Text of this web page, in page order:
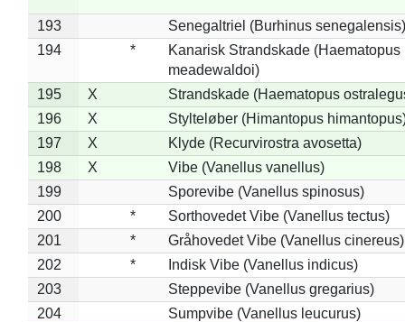
193
Senegaltriel (Burhinus senegalensis)
194
*
Kanarisk Strandskade (Haematopus
meadewaldoi)
195
X
Strandskade (Haematopus
196
X
Stylteløber (Himantopus
197
X
Klyde (Recurvirostra avosetta)
198
X
Vibe (Vanellus vanellus)
199
Sporevibe (Vanellus spinosus)
200
*
Sorthovedet Vibe (Vanellus tectus)
201
*
Gråhovedet Vibe (Vanellus cinereus)
202
*
Indisk Vibe (Vanellus indicus)
203
Steppevibe (Vanellus gregarius)
204
Sumpvibe (Vanellus leucurus)